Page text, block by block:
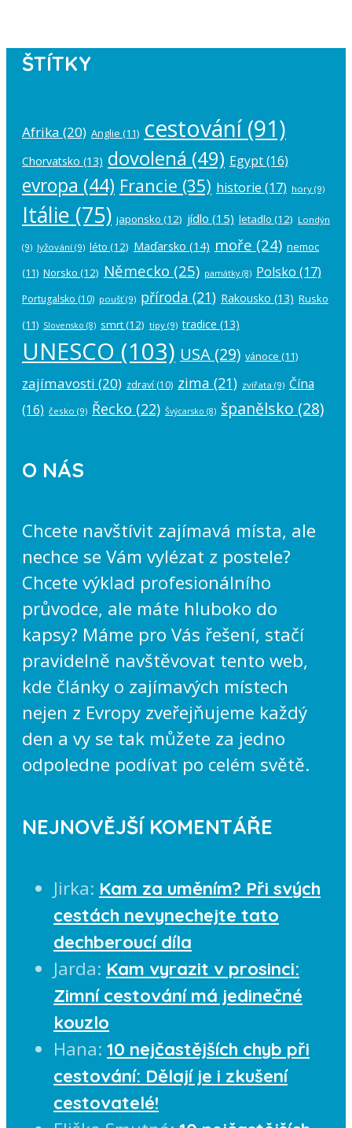
ŠTÍTKY
Afrika (20) Anglie (11) cestování(91)
Chorvatsko (13) dovolená (49) Egypt(16)
evropa (44) Francie (35) historie (17) hory (9)
Itálie (75) japonsko (12) jídlo (15) letadlo (12) Londýn
(9) lyžování (9) léto (12) Maďarsko (14) moře (24) nemoc
(11) Norsko (12) Německo (25) památky(8) Polsko (17)
Portugalsko (10) poušť(9) příroda (21) Rakousko (13) Rusko
(11) Slovensko (8) smrt(12) tipy (9) tradice (13)
UNESCO (103) USA (29) vánoce (11)
zajímavosti (20) zdraví (10) zima (21) zvířata (9) Čína
(16) česko (9) Řecko (22) Švýcarsko (8) španělsko (28)
O NÁS
Chcete navštívit zajímavá místa, ale
nechce se Vám vylézat z postele?
Chcete výklad profesionálního
průvodce, ale máte hluboko do
kapsy? Máme pro Vás řešení, stačí
pravidelně navštěvovat tento web,
kde články o zajímavých místech
nejen z Evropy zveřejňujeme každý
den a vy se tak můžete za jedno
odpoledne podívat po celém světě.
NEJNOVĚJŠÍ KOMENTÁŘE
Jirka: Kam za uměním? Při svých
cestách nevynechejte tato
dechberoucí díla
Jarda: Kam vyrazit v prosinci:
Zimní cestování má jedinečné
kouzlo
Hana: 10 nejčastějších chyb při
cestování: Dělají je i zkušení
cestovatelé!